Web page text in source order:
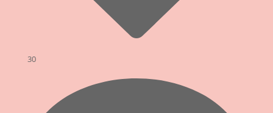
30